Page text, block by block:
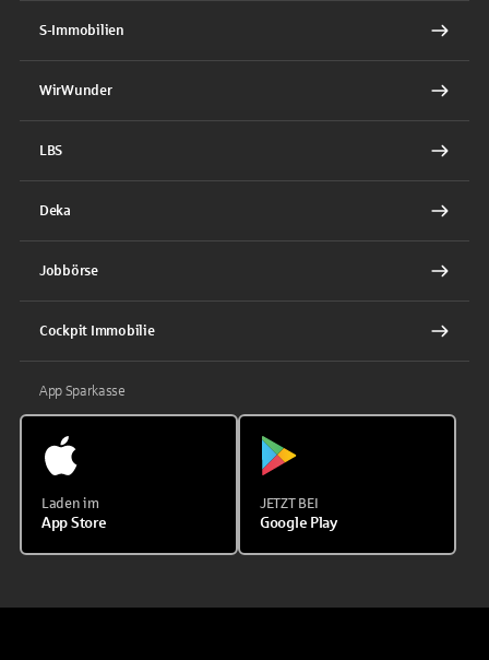
S-Immobilien
WirWunder
LBS
Deka
Jobbörse
Cockpit Immobilie
App Sparkasse
Laden im
App Store
JETZT BEI
Google Play